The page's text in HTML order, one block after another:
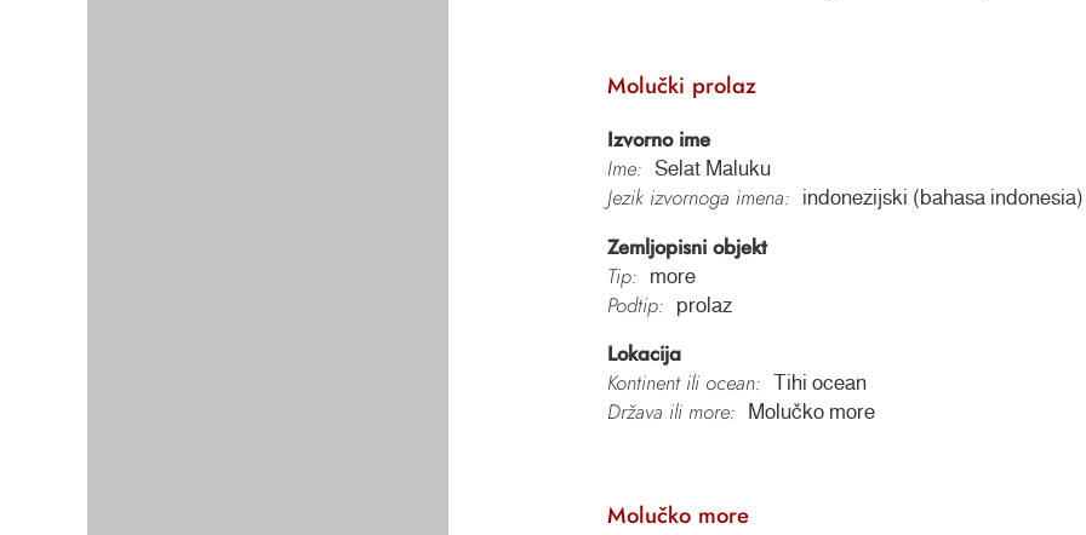
Molučki prolaz
Izvorno ime
Ime:
Selat Maluku
Jezik izvornoga imena: indonezijski (bahasa indonesia)
Zemljopisni objekt
Tip:
more
Podtip: prolaz
Lokacija
Kontinent ili ocean:
Tihi ocean
Država ili more: Molučko more
Molučko more